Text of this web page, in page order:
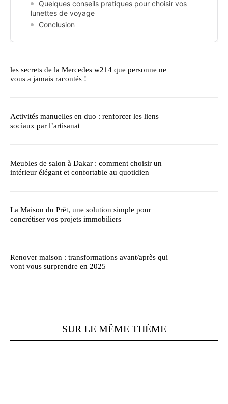
Quelques conseils pratiques pour choisir vos
lunettes de voyage
Conclusion
les secrets de la Mercedes w214 que personne ne
vous a jamais racontés !
Activités manuelles en duo : renforcer les liens
sociaux par l’artisanat
Meubles de salon à Dakar : comment choisir un
intérieur élégant et confortable au quotidien
La Maison du Prêt, une solution simple pour
concrétiser vos projets immobiliers
Renover maison : transformations avant/après qui
vont vous surprendre en 2025
SUR LE MÊME THÈME